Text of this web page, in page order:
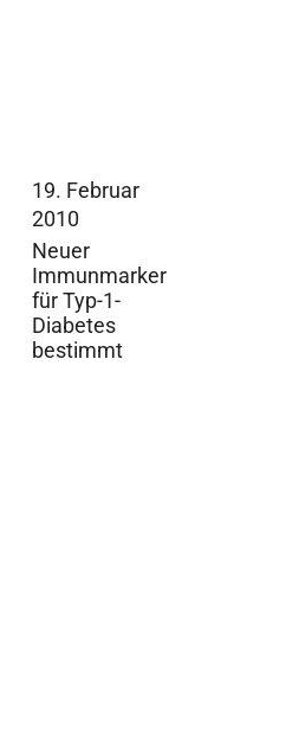
19. Februar
2010
Neuer
Immunmarker
für Typ-1-
Diabetes
bestimmt